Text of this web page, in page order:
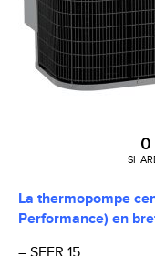
0
La thermopompe
Performance) en
– SEER 15